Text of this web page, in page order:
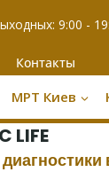
9:00 -
Контакты
МРТ Киев
LIFE